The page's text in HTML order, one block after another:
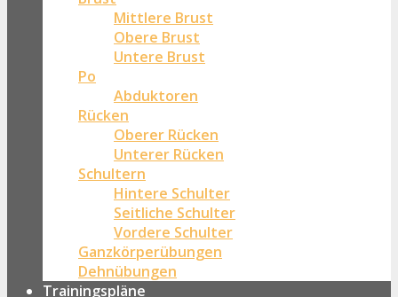
Mittlere Brust
Obere Brust
Untere Brust
Po
Abduktoren
Rücken
Oberer Rücken
Unterer Rücken
Schultern
Hintere Schulter
Seitliche Schulter
Vordere Schulter
Ganzkörperübungen
Dehnübungen
Trainingspläne